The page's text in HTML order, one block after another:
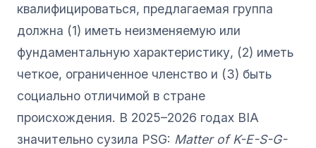
квалифицироваться, предлагаемая группа
должна (1) иметь неизменяемую или
фундаментальную характеристику, (2) иметь
четкое, ограниченное членство и (3) быть
социально отличимой в стране
происхождения. В 2025–2026 годах BIA
значительно сузила PSG: Matter of K-E-S-G-